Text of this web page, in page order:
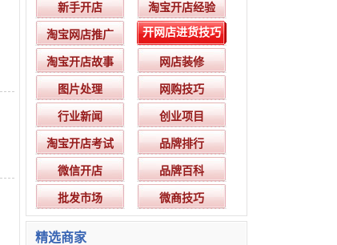
新手开店 淘宝开店经验
淘宝网店推广 开网店进货技巧
淘宝开店故事 网店装修
图片处理 网购技巧
行业新闻 创业项目
淘宝开店考试 品牌排行
微信开店 品牌百科
批发市场 微商技巧
精选商家